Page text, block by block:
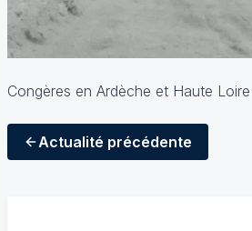
Congères en Ardèche et Haute
Actualité précédente